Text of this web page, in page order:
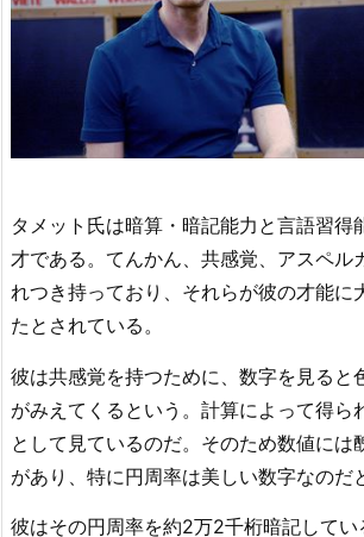
タメット氏は暗算・暗記能力と言語習得
才である。てんかん、共感覚、アスペル
れつき持っており、それらが彼の才能に
たとされている。
彼は共感覚を持つために、数字を見ると
がみえてくるという。計算によって得ら
として見ているのだ。そのため数値には
があり、特に円周率は美しい数字なのだ
彼はその円周率を約2万2千桁暗記して